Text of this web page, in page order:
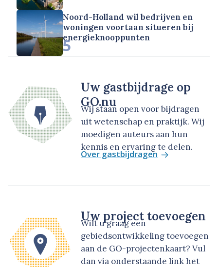
Noord-Holland wil bedrijven en
woningen voortaan situeren bij
energieknooppunten
5
Uw gastbijdrage op
GO.nu
Wij staan open voor bijdragen
uit wetenschap en praktijk. Wij
moedigen auteurs aan hun
kennis en ervaring te delen.
Over gastbijdragen
Uw project toevoegen
Wilt u graag een
gebiedsontwikkeling toevoegen
aan de GO-projectenkaart? Vul
dan via onderstaande link het